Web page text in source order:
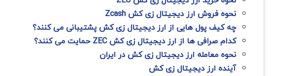
نحوه فروش ارز دیجیتال زی کش Zcash
چه کیف پول هایی از ارز دیجیتال زی کش پشتیبانی می کنند؟
کدام صرافی ها از ارز دیجیتال زی کش ZEC حمایت می کنند؟
نحوه معامله ارز دیجیتال زی کش در ایران
آینده ارز دیجیتال زی کش